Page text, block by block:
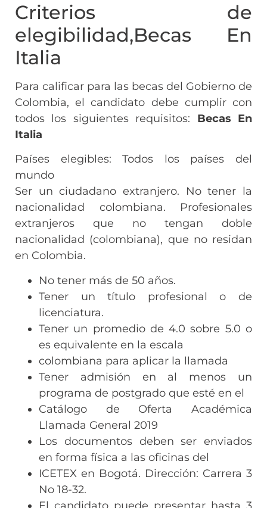
Criterios de
elegibilidad,Becas En
Italia
Para calificar para las becas del Gobierno de
Colombia, el candidato debe cumplir con
todos los siguientes requisitos: Becas En
Italia
Países elegibles: Todos los países del
mundo
Ser un ciudadano extranjero. No tener la
nacionalidad colombiana. Profesionales
extranjeros que no tengan doble
nacionalidad (colombiana), que no residan
en Colombia.
No tener más de 50 años.
Tener un título profesional o de
licenciatura.
Tener un promedio de 4.0 sobre 5.0 o
es equivalente en la escala
colombiana para aplicar la llamada
Tener admisión en al menos un
programa de postgrado que esté en el
Catálogo de Oferta Académica
Llamada General 2019
Los documentos deben ser enviados
en forma física a las oficinas del
ICETEX en Bogotá. Dirección: Carrera 3
No 18-32.